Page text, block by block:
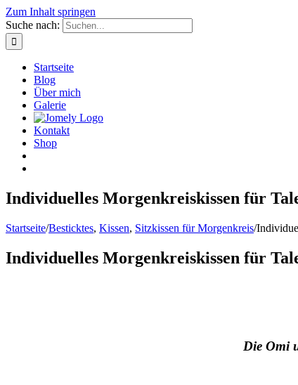
Zum Inhalt springen
Suche nach:
Startseite
Blog
Über mich
Galerie
Kontakt
Shop
Individuelles Morgenkreiskissen für
Startseite/Besticktes, Kissen, Sitzkissen für Morgenkreis/
Individuelles Morgenkreiskissen für
Die Omi